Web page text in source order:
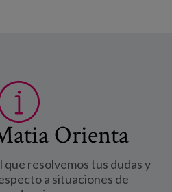
Orienta
resolvemos tus dudas y
a situaciones de